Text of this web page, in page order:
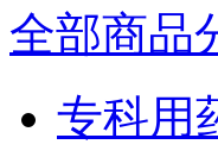
全部商品
专科用